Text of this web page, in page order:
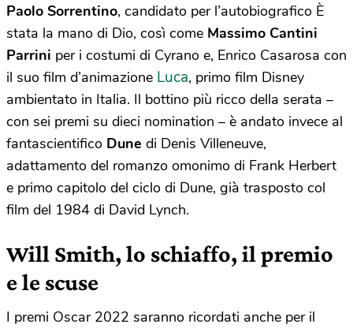
Paolo Sorrentino, candidato per l’autobiografico È
stata la mano di Dio, così come Massimo Cantini
Parrini per i costumi di Cyrano e, Enrico Casarosa con
il suo film d’animazione Luca, primo film Disney
ambientato in Italia. Il bottino più ricco della serata –
con sei premi su dieci nomination – è andato invece al
fantascientifico Dune di Denis Villeneuve,
adattamento del romanzo omonimo di Frank Herbert
e primo capitolo del ciclo di Dune, già trasposto col
film del 1984 di David Lynch.
Will Smith, lo schiaffo, il premio
e le scuse
I premi Oscar 2022 saranno ricordati anche per il